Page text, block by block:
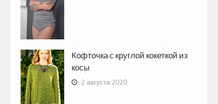
Кофточка с круглой кокеткой из
косы
2 августа 2020